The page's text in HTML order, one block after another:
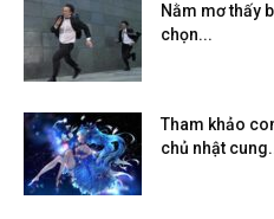
Nằm mơ thấy
chọn...
Tham khảo
chủ nhật